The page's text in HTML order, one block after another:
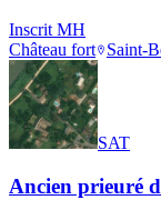
Inscrit MH
Château fort
Saint-
SAT
Ancien prieuré